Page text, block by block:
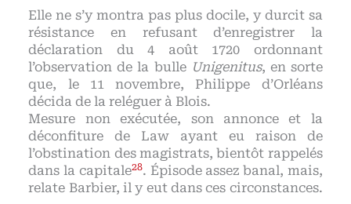
Elle ne s’y montra pas plus docile, y durcit sa
résistance en refusant d’enregistrer la
déclaration du 4 août 1720 ordonnant
l’observation de la bulle Unigenitus, en sorte
que, le 11 novembre, Philippe d’Orléans
décida de la reléguer à Blois.
Mesure non exécutée, son annonce et la
déconfiture de Law ayant eu raison de
l’obstination des magistrats, bientôt rappelés
dans la capitale28. Épisode assez banal, mais,
relate Barbier, il y eut dans ces circonstances.